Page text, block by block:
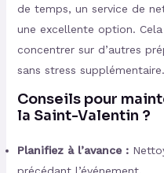
de temps, un service de
une excellente option.
concentrer sur d’autres
sans stress supplémentaire.
Conseils pour
la Saint-Valentin ?
Planifiez à l’avance :